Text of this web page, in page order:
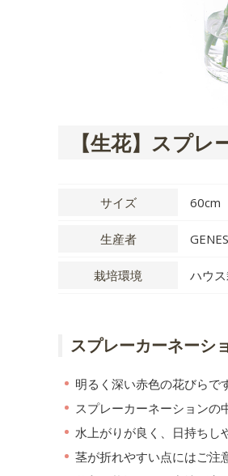
【生花】スプ
サイズ 60cm
生産者 GENES
栽培環境 ハウ
スプレーカーネーシ
明るく深い赤色の花びらで
スプレーカーネーションの
水上がりが良く、日持ちし
茎が折れやすい点にはご注